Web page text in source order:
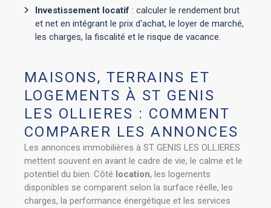
Investissement locatif : calculer le rendement brut
et net en intégrant le prix d'achat, le loyer de marché,
les charges, la fiscalité et le risque de vacance.
MAISONS, TERRAINS ET
LOGEMENTS À ST GENIS
LES OLLIERES : COMMENT
COMPARER LES ANNONCES
Les annonces immobilières à ST GENIS LES OLLIERES
mettent souvent en avant le cadre de vie, le calme et le
potentiel du bien. Côté location, les logements
disponibles se comparent selon la surface réelle, les
charges, la performance énergétique et les services